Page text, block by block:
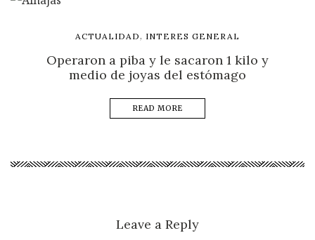
ACTUALIDAD , INTERES GENERAL
Operaron a piba y le sacaron 1 kilo y
medio de joyas del estómago
READ MORE
Leave a Reply